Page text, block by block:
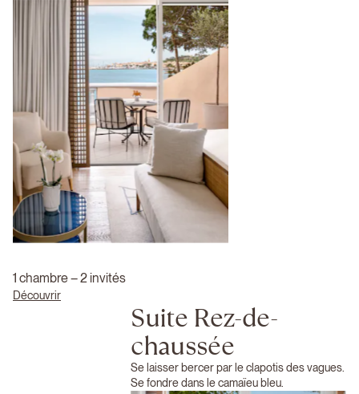
1 chambre – 2 invités
Découvrir
Suite Rez-de-
chaussée
Se laisser bercer par le clapotis des vagues.
Se fondre dans le camaïeu bleu.